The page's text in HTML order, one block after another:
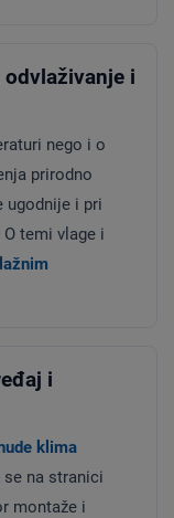
i
nego i o
prirodno
ugodnije i pri
temi vlage i
i
klima
na stranici
montaže i